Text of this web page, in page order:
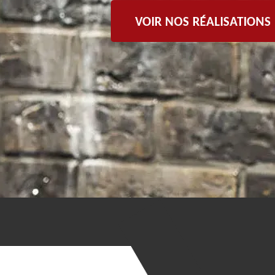
VOIR NOS RÉALISATIONS